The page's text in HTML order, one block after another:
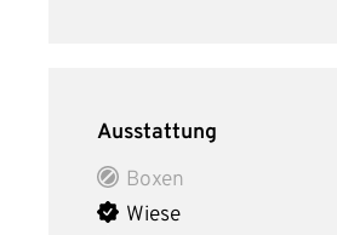
Ausstattung
Boxen
Wiese